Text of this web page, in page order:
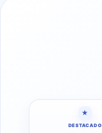
★
DESTACADO